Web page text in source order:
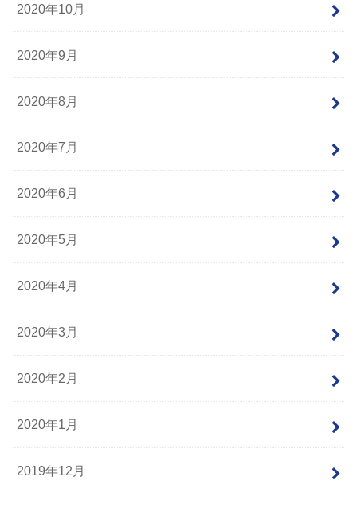
2020年10月
2020年9月
2020年8月
2020年7月
2020年6月
2020年5月
2020年4月
2020年3月
2020年2月
2020年1月
2019年12月